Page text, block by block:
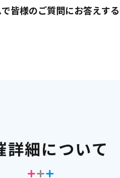
様のご質問にお答えする
詳細について